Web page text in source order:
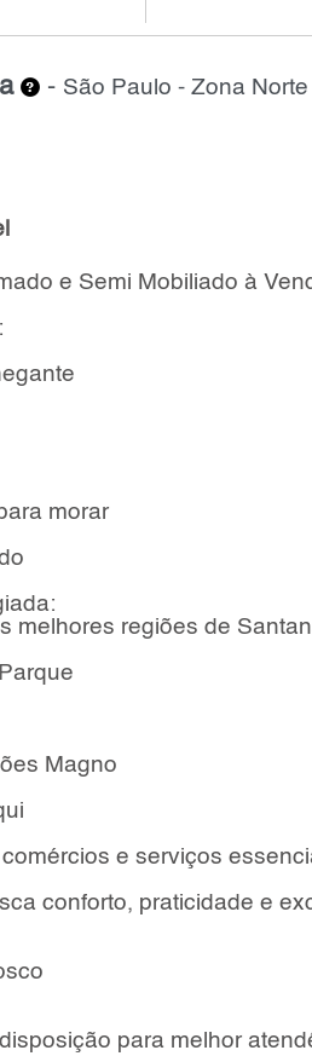
- São Paulo - Zona Norte
e Semi Mobiliado à
morar
melhores regiões de
Magno
e serviços
conforto, praticidade e
para melhor